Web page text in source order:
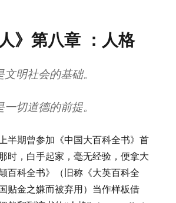
第
九
人
三
维
命、
生
存、
活）
》第八章 ：人格
明社会的基础。
切道德的前提。
半期曾参加《中国大百科全书》首
时，白手起家，毫无经验，便拿大
百科全书》（旧称《大英百科全
贴金之嫌而被弃用）当作样板借